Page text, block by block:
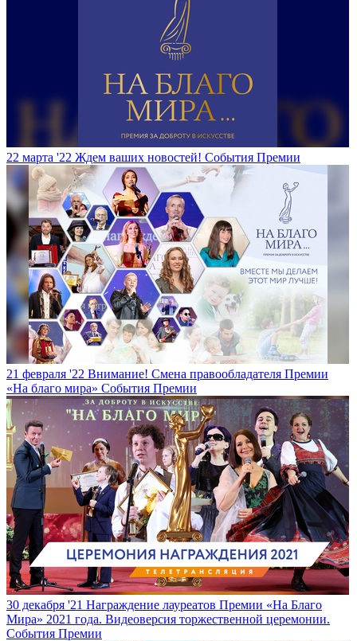
22 марта '22 Ждем ваших новостей! События Премии
21 февраля '22 Внимание! Смена правообладателя Премии
«На благо мира» События Премии
30 декабря '21 Награждение лауреатов Премии «На Благо
Мира» 2021 года. Видеоверсия торжественной церемонии.
События Премии